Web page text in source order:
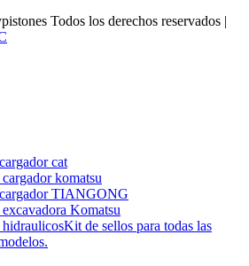
Todos los derechos reservados |
cat
komatsu
TIANGONG
Komatsu
Kit de sellos para todas las